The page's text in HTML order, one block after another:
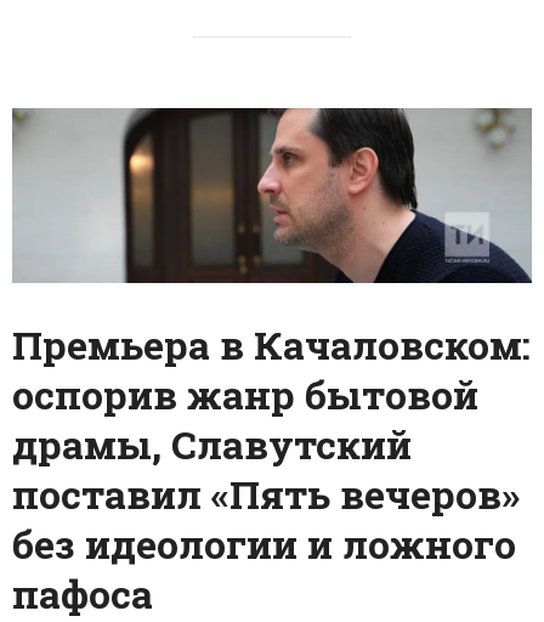
Премьера в Качаловском:
оспорив жанр бытовой
драмы, Славутский
поставил «Пять вечеров»
без идеологии и ложного
пафоса